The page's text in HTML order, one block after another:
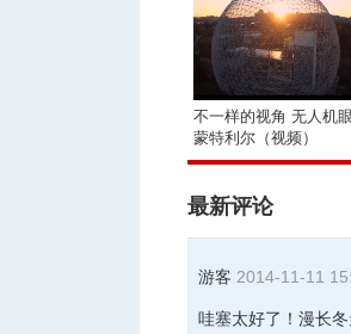
不一样的视角 无人机
蒙特利尔（视频）
最新评论
游客 2014-11-11
哇塞太好了！漫长